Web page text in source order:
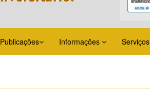
Publicações Informações Serviços